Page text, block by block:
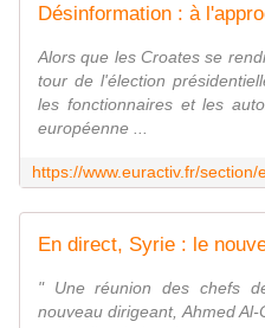
Alors que les Croates se
tour de l'élection
les fonctionnaires et les
européenne ...
" Une réunion des chefs
nouveau dirigeant, Ahmed